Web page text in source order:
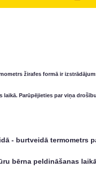
žirafes formā ir
laikā. Parūpējieties par viņa
- burtveidā termometrs
bērna peldināšanas